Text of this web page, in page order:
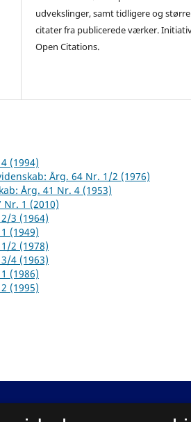
udvekslinger, samt tidligere og større
citater fra publicerede værker.
Open Citations.
(1994)
Årg. 64 Nr. 1/2 (1976)
Årg. 41 Nr. 4 (1953)
1 (2010)
3 (1964)
(1949)
2 (1978)
4 (1963)
(1986)
(1995)